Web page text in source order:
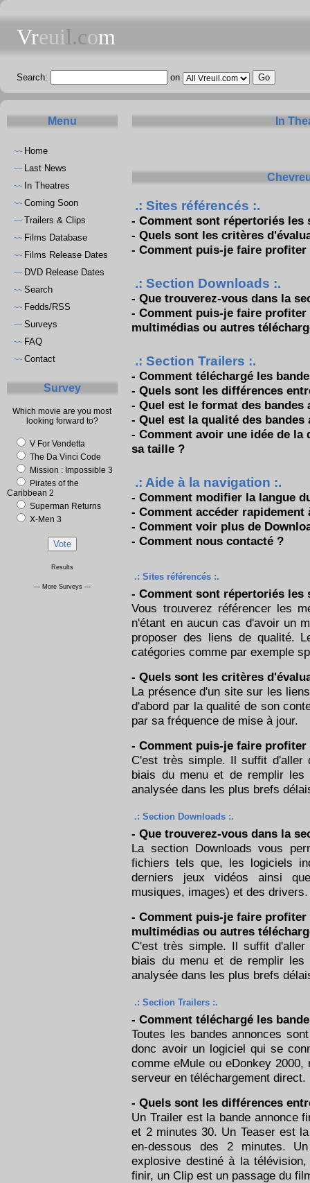
Vreuil.com
Search: on
Menu
~~ Home
~~ Last News
~~ In Theatres
~~ Coming Soon
~~ Trailers & Clips
~~ Films Database
~~ Films Release Dates
~~ DVD Release Dates
~~ Search
~~ Fedds/RSS
~~ Surveys
~~ FAQ
~~ Contact
Survey
Which movie are you most
looking forward to?
V For Vendetta
The Da Vinci Code
Mission : Impossible 3
Pirates of the
Caribbean 2
Superman Returns
X-Men 3
Results
--- More Surveys ---
In
.: Sites référencés :.
-Comment sont répertoriés les
-Quels sont les critères
-Comment puis-je faire
.: Section Downloads :.
-Que trouverez-vous dans la
-Comment puis-je faire
multimédias ou autres
.: Section Trailers :.
-Comment téléchargé les
-Quels sont les différences
-Quel est le format des bandes
-Quel est la qualité des bandes
-Comment avoir une idée de la
sa taille ?
.: Aide à la navigation :.
-Comment modifier la langue
-Comment accéder
-Comment voir plus de
-Comment nous contacté ?
.: Sites référencés :.
- Comment sont répertoriés les
Vous trouverez référencer les
n'étant en aucun cas d'avoir un
proposer des liens de qualité.
catégories comme par exemple
- Quels sont les critères
La présence d'un site sur les
d'abord par la qualité de son
par sa fréquence de mise à jour.
- Comment puis-je faire
C'est très simple. Il suffit d'aller
biais du menu et de remplir les
analysée dans les plus brefs
.: Section Downloads :.
- Que trouverez-vous dans la
La section Downloads vous
fichiers tels que, les logiciels
derniers jeux vidéos ainsi
musiques, images) et des drivers.
- Comment puis-je faire
multimédias ou autres
C'est très simple. Il suffit
biais du menu et de remplir les
analysée dans les plus brefs
.: Section Trailers :.
- Comment téléchargé les
Toutes les bandes annonces
donc avoir un logiciel qui se
comme eMule ou eDonkey
serveur en téléchargement direct.
- Quels sont les différences
Un Trailer est la bande annonce
et 2 minutes 30. Un Teaser est
en-dessous des 2 minutes.
explosive destiné à la
finir, un Clip est un passage du